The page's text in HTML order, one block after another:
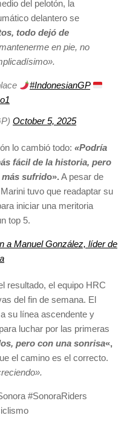
del pelotón, la
delantero se
todo dejó de
en pie, no
#IndonesianGP
October 5, 2025
lo cambió todo: «Podría
fácil de la historia, pero
sufrido». A pesar de
tuvo que readaptar su
iniciar una meritoria
top 5.
a Manuel González, líder de
resultado, el equipo HRC
del fin de semana. El
su línea ascendente y
luchar por las primeras
pero con una sonrisa«,
el camino es el correcto.
#SonoraRiders